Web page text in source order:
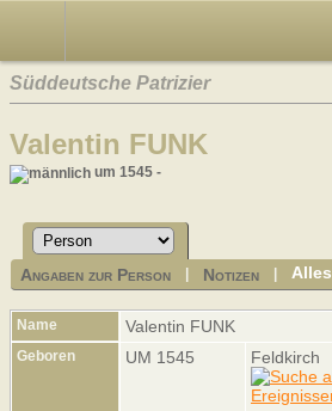
Süddeutsche Patrizier
Valentin FUNK
um 1545 -
Angaben zur Person Notizen |Alles
Name Valentin FUNK
Geboren UM 1545 Feldkirch